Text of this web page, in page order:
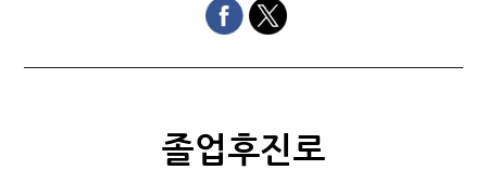
졸업후진로